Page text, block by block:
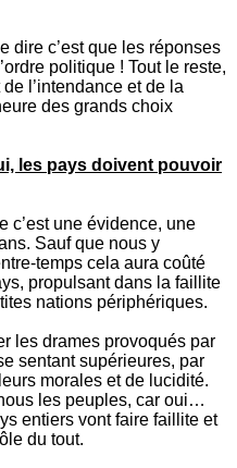
dire c’est que les réponses
politique ! Tout le reste,
l’intendance et de la
des grands choix
les pays doivent pouvoir
c’est une évidence, une
Sauf que nous y
temps cela aura coûté
propulsant dans la faillite
nations périphériques.
les drames provoqués par
sentant supérieures, par
morales et de lucidité.
les peuples, car oui…
entiers vont faire faillite et
du tout.